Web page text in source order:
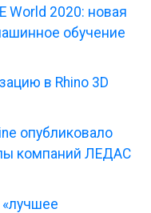
World 2020: новая
обучение
в Rhino 3D
опубликовало
компаний ЛЕДАС